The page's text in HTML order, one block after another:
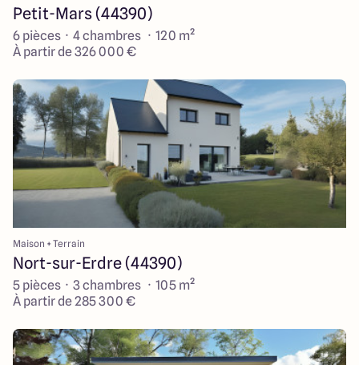
Petit-Mars (44390)
6 pièces · 4 chambres · 120 m²
À partir de 326 000 €
Maison + Terrain
Nort-sur-Erdre (44390)
5 pièces · 3 chambres · 105 m²
À partir de 285 300 €